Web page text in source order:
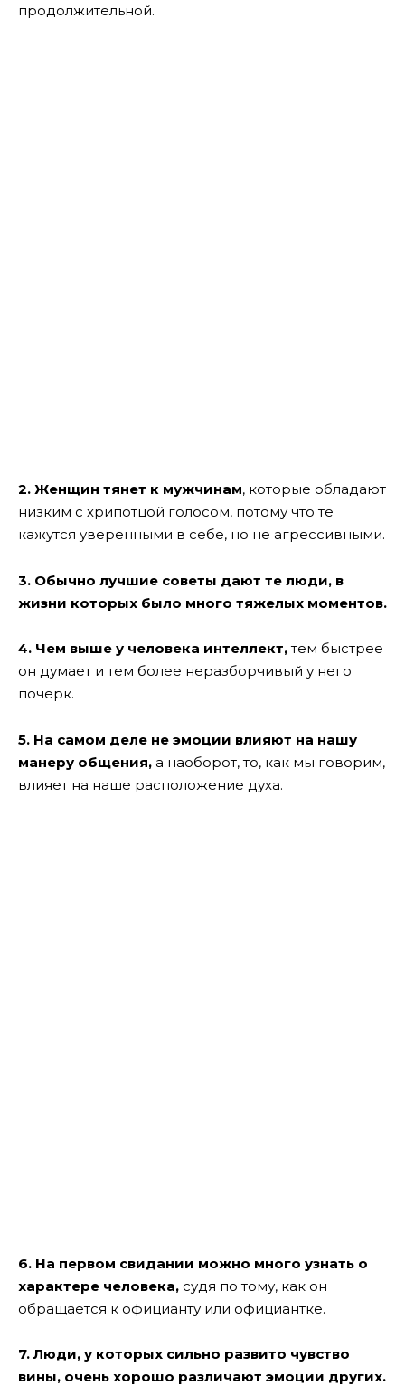
продолжительной.
2. Женщин тянет к мужчинам, которые обладают
низким с хрипотцой голосом, потому что те
кажутся уверенными в себе, но не агрессивными.
3. Обычно лучшие советы дают те люди, в
жизни которых было много тяжелых моментов.
4. Чем выше у человека интеллект,тем быстрее
он думает и тем более неразборчивый у него
почерк.
5. На самом деле не эмоции влияют на нашу
манеру общения, а наоборот, то, как мы говорим,
влияет на наше расположение духа.
6. На первом свидании можно много узнать о
характере человека, судя по тому, как он
обращается к официанту или официантке.
7. Люди, у которых сильно развито чувство
вины, очень хорошо различают эмоции других.